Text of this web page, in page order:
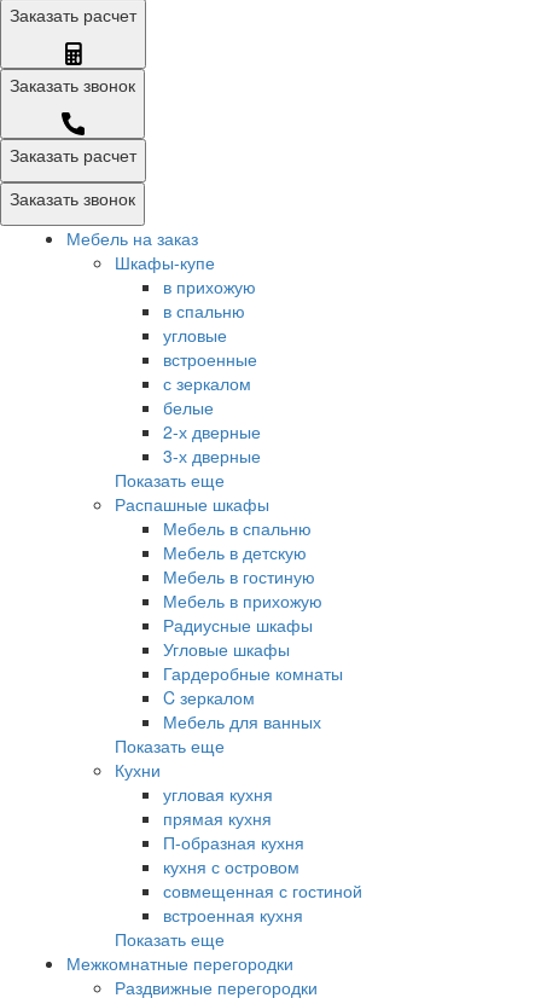
Заказать расчет
Заказать звонок
Заказать расчет
Заказать звонок
Мебель на заказ
Шкафы-купе
в прихожую
в спальню
угловые
встроенные
с зеркалом
белые
2-х дверные
3-х дверные
Показать еще
Распашные шкафы
Мебель в спальню
Мебель в детскую
Мебель в гостиную
Мебель в прихожую
Радиусные шкафы
Угловые шкафы
Гардеробные комнаты
C зеркалом
Мебель для ванных
Показать еще
Кухни
угловая кухня
прямая кухня
П-образная кухня
кухня с островом
совмещенная с гостиной
встроенная кухня
Показать еще
Межкомнатные перегородки
Раздвижные перегородки